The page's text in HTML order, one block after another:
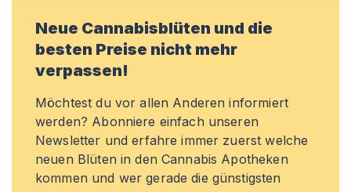
Neue Cannabisblüten und die
besten Preise nicht mehr
verpassen!
Möchtest du vor allen Anderen informiert
werden? Abonniere einfach unseren
Newsletter und erfahre immer zuerst welche
neuen Blüten in den Cannabis Apotheken
kommen und wer gerade die günstigsten